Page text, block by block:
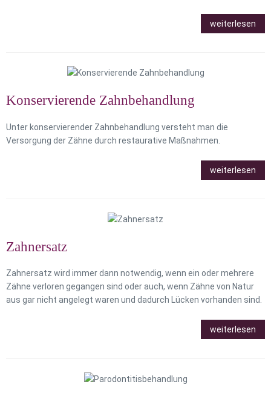
weiterlesen
Konservierende Zahnbehandlung
Unter konservierender Zahnbehandlung versteht man die
Versorgung der Zähne durch restaurative Maßnahmen.
weiterlesen
Zahnersatz
Zahnersatz wird immer dann notwendig, wenn ein oder mehrere
Zähne verloren gegangen sind oder auch, wenn Zähne von Natur
aus gar nicht angelegt waren und dadurch Lücken vorhanden sind.
weiterlesen